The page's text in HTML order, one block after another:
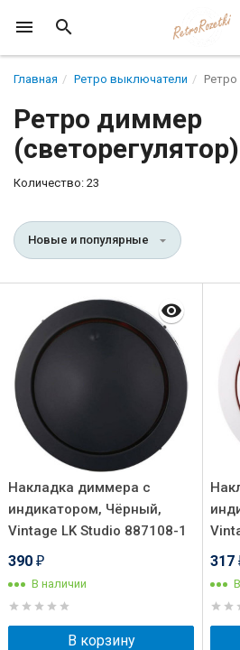
Главная Ретро выключатели Ретро
Ретро диммер
(светорегулятор)
Количество: 23
Новые и популярные
Накладка диммера с
индикатором, Чёрный,
Vintage LK Studio 887108-1
390 ₽
В наличии
В корзину
317